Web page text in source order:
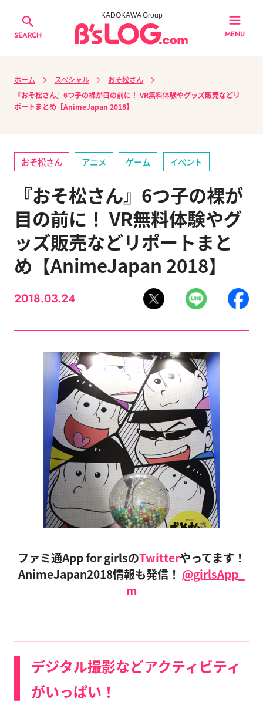
SEARCH
KADOKAWA Group
MENU
ホーム スペシャル
おそ松さん
『おそ松さん』6つ子の裸が目の前に！ VR無料体験やグッズ販売などリ
ポートまとめ【AnimeJapan 2018】
おそ松さん アニメ ゲーム イベント
『おそ松さん』6つ子の裸が
目の前に！ VR無料体験やグ
ッズ販売などリポートまと
め【AnimeJapan 2018】
2018.03.24
ファミ通App for girlsのTwitterやってます！
AnimeJapan2018情報も発信！ @girlsApp_
m
デジタル撮影などアクティビティ
がいっぱい！